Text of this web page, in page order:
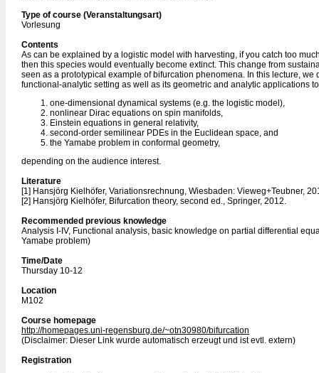
Type of course (Veranstaltungsart)
Vorlesung
Contents
As can be explained by a logistic model with harvesting, if you catch too
then this species would eventually become extinct. This change from
seen as a prototypical example of bifurcation phenomena. In this lecture,
functional-analytic setting as well as its geometric and analytic applications to
one-dimensional dynamical systems (e.g. the logistic model),
nonlinear Dirac equations on spin manifolds,
Einstein equations in general relativity,
second-order semilinear PDEs in the Euclidean space, and
the Yamabe problem in conformal geometry,
depending on the audience interest.
Literature
[1] Hansjörg Kielhöfer, Variationsrechnung, Wiesbaden: Vieweg+Teubner,
[2] Hansjörg Kielhöfer, Bifurcation theory, second ed., Springer, 2012.
Recommended previous knowledge
Analysis I-IV, Functional analysis, basic knowledge on partial differential
Yamabe problem)
Time/Date
Thursday 10-12
Location
M102
Course homepage
http://homepages.uni-regensburg.de/~otn30980/bifurcation
(Disclaimer: Dieser Link wurde automatisch erzeugt und ist evtl. extern)
Registration